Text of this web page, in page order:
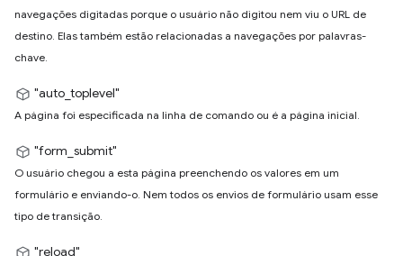
navegações digitadas porque o usuário não digitou nem viu o URL de
destino. Elas também estão relacionadas a navegações por palavras-
chave.
"auto_toplevel"
A página foi especificada na linha de comando ou é a página inicial.
"form_submit"
O usuário chegou a esta página preenchendo os valores em um
formulário e enviando-o. Nem todos os envios de formulário usam esse
tipo de transição.
"reload"